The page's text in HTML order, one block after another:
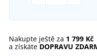
Nakupte ještě za 1 799 Kč
a získáte DOPRAVU